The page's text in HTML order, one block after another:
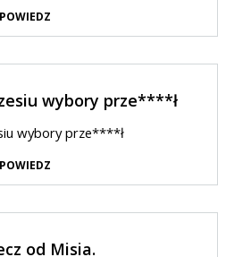
wybory prze****ł
wybory prze****ł
od Misia.